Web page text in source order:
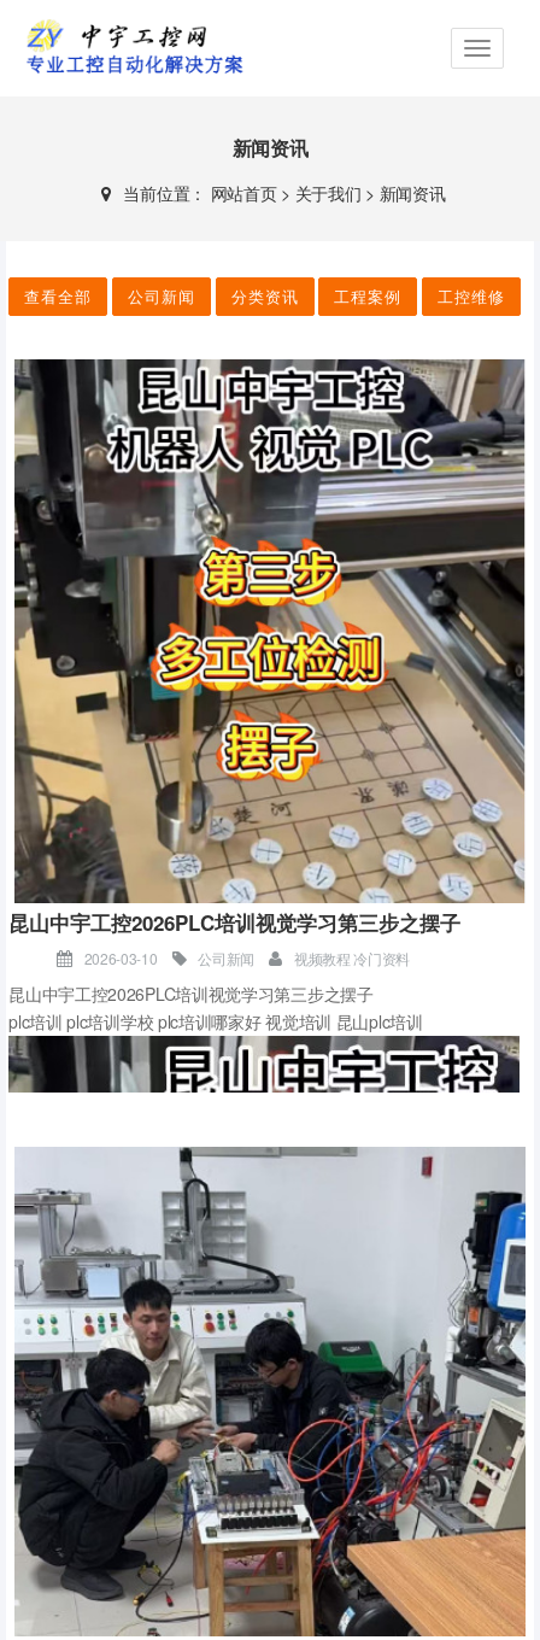
新闻资讯
当前位置： 网站首页> 关于我们 > 新闻资讯
查看全部 公司新闻 分类资讯 工程案例 工控维修
昆山中宇工控2026PLC培训视觉学习第三步之摆子
2026-03-10 公司新闻 视频教程 冷门资料
昆山中宇工控2026PLC培训视觉学习第三步之摆子
plc培训 plc培训学校 plc培训哪家好 视觉培训 昆山plc培训